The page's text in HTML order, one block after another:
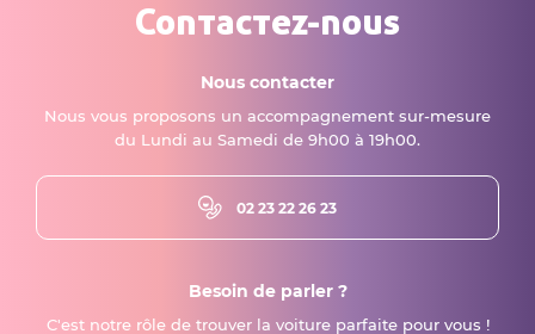
Contactez-nous
Nous contacter
Nous vous proposons un accompagnement sur-mesure
du Lundi au Samedi de 9h00 à 19h00.
02 23 22 26 23
Besoin de parler ?
C'est notre rôle de trouver la voiture parfaite pour vous !